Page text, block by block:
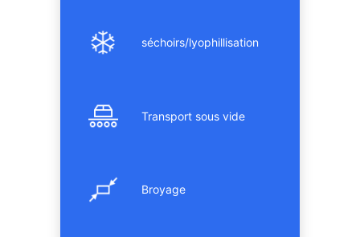
séchoirs/lyophillisation
Transport sous vide
Broyage